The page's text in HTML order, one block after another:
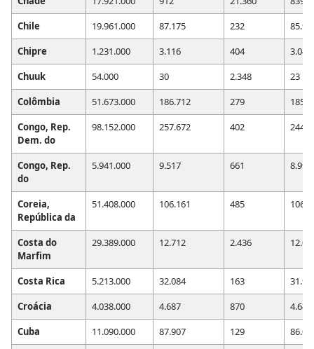
Chile
19.961.000 87.175 232
Chipre
1.231.000 3.116 404
3.047
Chuuk
54.000 30 2.348
23
Colômbia
51.673.000 186.712 279
Congo, Rep.
Dem. do
98.152.000 257.672 402
Congo, Rep.
do
5.941.000 9.517 661 8.992
Coreia,
República da
51.408.000 106.161 485
Costa do
Marfim
29.389.000 12.712 2.436
Costa Rica 5.213.000 32.084 163
Croácia
4.038.000 4.687 870
4.642
Cuba
11.090.000 87.907 129